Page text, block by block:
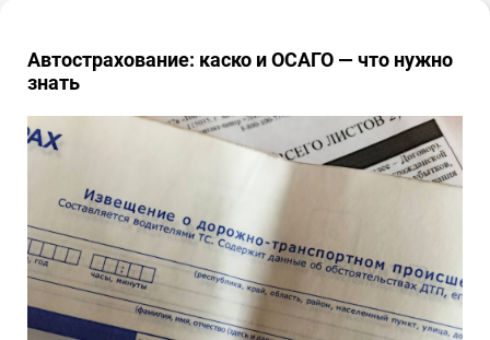
Автострахование: каско и ОСАГО — что нужно
знать